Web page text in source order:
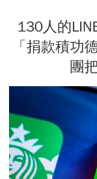
130人的
「捐款積功
團